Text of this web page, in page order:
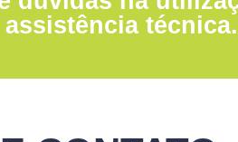
técnica.